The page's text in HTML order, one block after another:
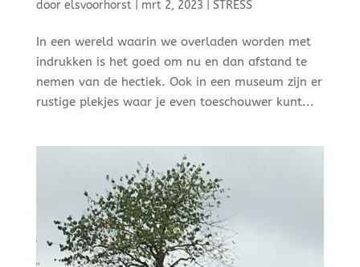
door elsvoorhorst| mrt 2, 2023 STRESS
In een wereld waarin we overladen worden met
indrukken is het goed om nu en dan afstand te
nemen van de hectiek. Ook in een museum zijn er
rustige plekjes waar je even toeschouwer kunt...